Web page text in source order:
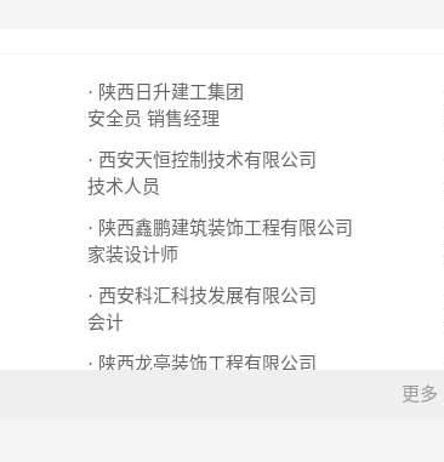
· 陕西日升建工集团
安全员 销售经理
· 西安天恒控制技术有限公司
技术人员
· 陕西鑫鹏建筑装饰工程有限公司
家装设计师
· 西安科汇科技发展有限公司
会计
· 陕西龙亭装饰工程有限公司
更多